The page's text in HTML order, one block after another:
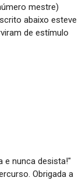
mestre)
abaixo esteve
de estímulo
e nunca desista!"
Obrigada a